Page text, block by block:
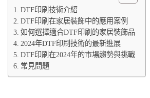
DTF印刷技術介紹
DTF印刷在家居裝飾中的應用案例
如何選擇適合DTF印刷的家居裝飾品
2024年DTF印刷技術的最新進展
DTF印刷在2024年的市場趨勢與挑戰
常見問題